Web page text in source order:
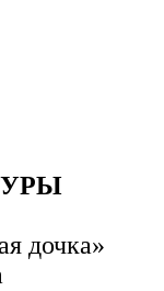
дочка»